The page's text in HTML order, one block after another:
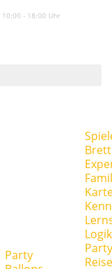
10:00 - 18:00 Uhr
Party